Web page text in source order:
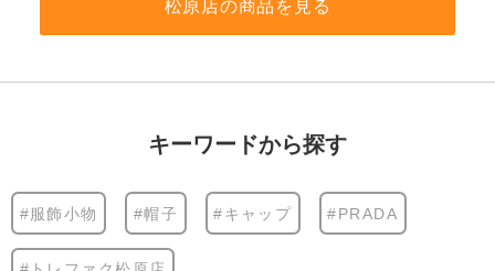
松原店の商品を見る
キーワードから探す
#服飾小物 #帽子 #キャップ #PRADA